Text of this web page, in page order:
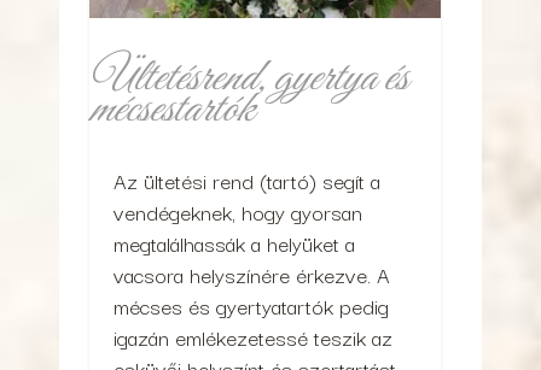
Ültetésrend, gyertya és
mécsestartók
Az ültetési rend (tartó) segít a
vendégeknek, hogy gyorsan
megtalálhassák a helyüket a
vacsora helyszínére érkezve. A
mécses és gyertyatartók pedig
igazán emlékezetessé teszik az